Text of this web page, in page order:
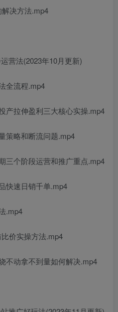
决方法.mp4
营法(2023年10月更新)
全流程.mp4
产拉伸盈利三大核心实操.mp4
策略和断流问题.mp4
三个阶段运营和推广重点.mp4
快速日销千单.mp4
.mp4
价实操方法.mp4
不动拿不到量如何解决.mp4